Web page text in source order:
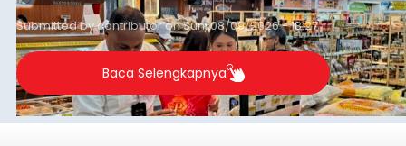
Submitted bycontributoronSun, 08/09/2026 - 18:27
Baca Selengkapnya